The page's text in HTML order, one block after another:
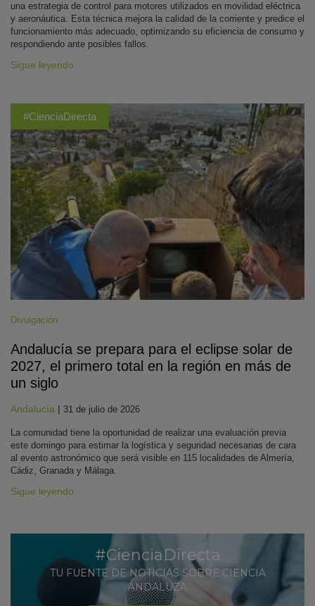
una estrategia de control para motores utilizados en movilidad eléctrica
y aeronáutica. Esta técnica mejora la calidad de la corriente y predice el
funcionamiento más adecuado, optimizando su eficiencia de consumo y
respondiendo ante posibles fallos.
Sigue leyendo
#CienciaDirecta
Divulgación
Andalucía se prepara para el eclipse solar de
2027, el primero total en la región en más de
un siglo
Andalucía | 31 de julio de 2026
La comunidad tiene la oportunidad de realizar una evaluación previa
este domingo para estimar la logística y seguridad necesarias de cara
al evento astronómico que será visible en 115 localidades de Almería,
Cádiz, Granada y Málaga.
Sigue leyendo
#CienciaDirecta
TU FUENTE DE NOTICIAS SOBRE CIENCIA
ANDALUZA